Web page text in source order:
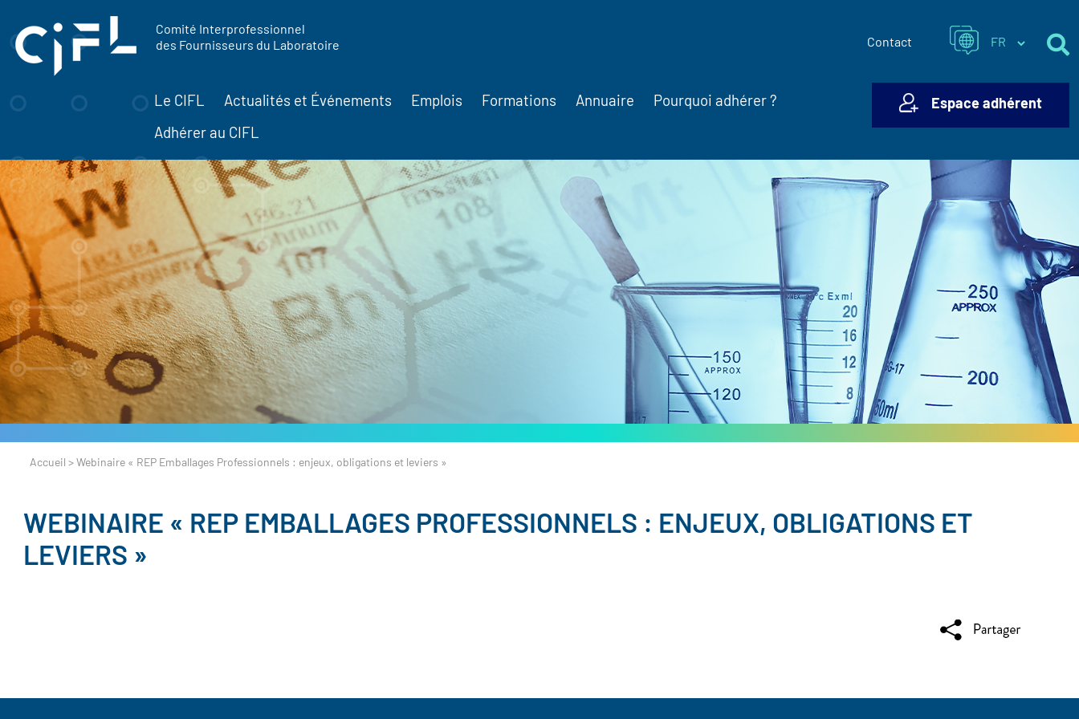
Comité Interprofessionnel
des Fournisseurs du Laboratoire
Contact
Le CIFL Actualités et Événements Emplois Formations Annuaire Pourquoi adhérer ?
Adhérer au CIFL
Espace adhérent
Accueil > Webinaire « REP Emballages Professionnels : enjeux, obligations et leviers »
WEBINAIRE « REP EMBALLAGES PROFESSIONNELS : ENJEUX, OBLIGATIONS ET
LEVIERS »